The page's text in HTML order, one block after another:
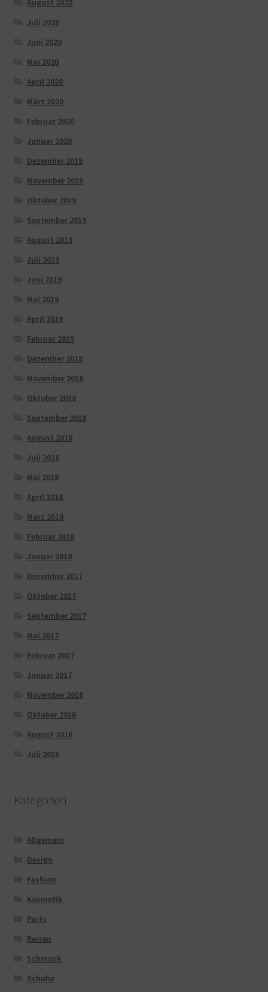
Juli 2020
Juni 2020
Mai 2020
April 2020
März 2020
Februar 2020
Januar 2020
Dezember 2019
November 2019
Oktober 2019
September 2019
August 2019
Juli 2019
Juni 2019
Mai 2019
April 2019
Februar 2019
Dezember 2018
November 2018
Oktober 2018
September 2018
August 2018
Juli 2018
Mai 2018
April 2018
März 2018
Februar 2018
Januar 2018
Dezember 2017
Oktober 2017
September 2017
Mai 2017
Februar 2017
Januar 2017
November 2016
Oktober 2016
August 2016
Juli 2016
Kategorien
Allgemein
Design
Fashion
Kosmetik
Party
Reisen
Schmuck
Schuhe